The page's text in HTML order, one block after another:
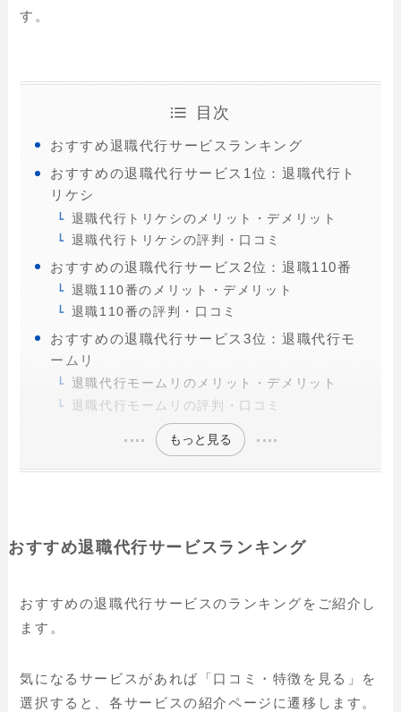
す。
目次
おすすめ退職代行サービスランキング
おすすめの退職代行サービス1位：退職代行ト
リケシ
退職代行トリケシのメリット・デメリット
退職代行トリケシの評判・口コミ
おすすめの退職代行サービス2位：退職110番
退職110番のメリット・デメリット
退職110番の評判・口コミ
おすすめの退職代行サービス3位：退職代行モ
ームリ
退職代行モームリのメリット・デメリット
退職代行モームリの評判・口コミ
もっと見る
おすすめ退職代行サービスランキング
おすすめの退職代行サービスのランキングをご紹介し
ます。
気になるサービスがあれば「口コミ・特徴を見る」を
選択すると、各サービスの紹介ページに遷移します。